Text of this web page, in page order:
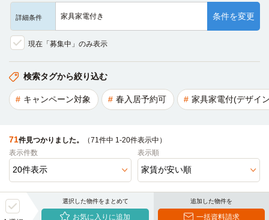
詳細条件 家具家電付き 条件を変更
現在「募集中」のみ表示
検索タグから絞り込む
キャンペーン対象 春入居予約可 家具家電付(デザイ
71件見つかりました。
（71件中 1-20件表示中）
表示件数
表示順
選択した物件をまとめて
お気に入りに追加
追加した物件を
一括資料請求